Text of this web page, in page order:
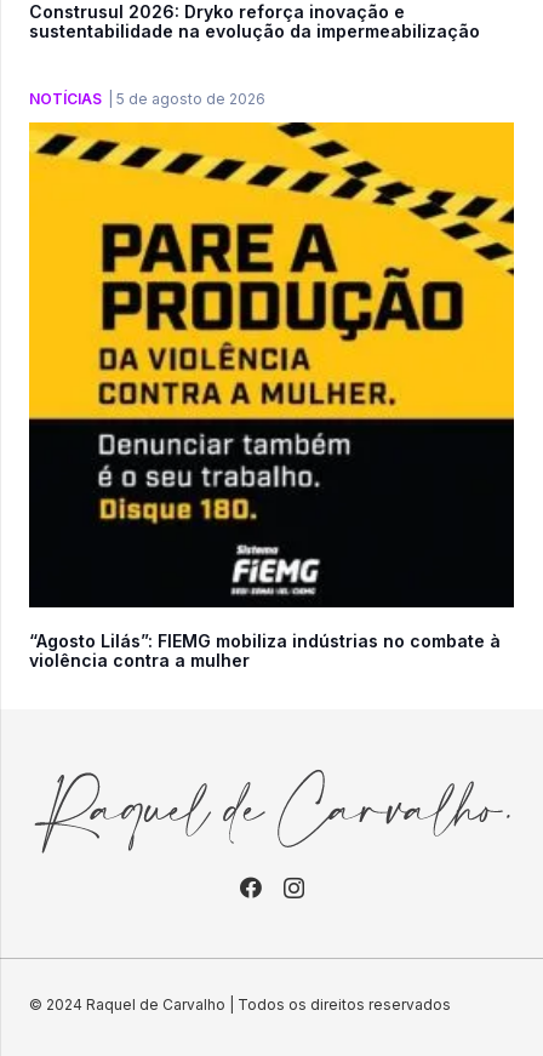
Construsul 2026: Dryko reforça inovação e
sustentabilidade na evolução da impermeabilização
NOTÍCIAS 5 de agosto de 2026
“Agosto Lilás”: FIEMG mobiliza indústrias no combate à
violência contra a mulher
© 2024 Raquel de Carvalho | Todos os direitos reservados